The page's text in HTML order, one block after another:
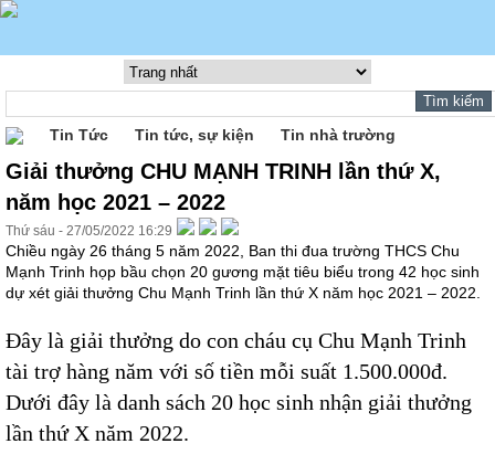
Tin Tức Tin tức, sự kiện Tin nhà trường
Giải thưởng CHU MẠNH TRINH lần thứ X,
năm học 2021 – 2022
Thứ sáu - 27/05/2022 16:29
Chiều ngày 26 tháng 5 năm 2022, Ban thi đua trường THCS Chu
Mạnh Trinh họp bầu chọn 20 gương mặt tiêu biểu trong 42 học sinh
dự xét giải thưởng Chu Mạnh Trinh lần thứ X năm học 2021 – 2022.
Đây là giải thưởng do con cháu cụ Chu Mạnh Trinh
tài trợ hàng năm với số tiền mỗi suất 1.500.000đ.
Dưới đây là danh sách 20 học sinh nhận giải thưởng
lần thứ X năm 2022.